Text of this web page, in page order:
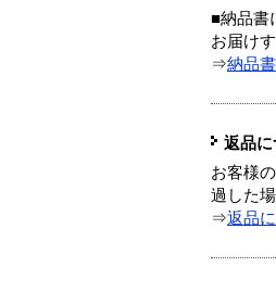
■納品書
お届け
⇒納品
返品に
お客様
過した
⇒返品